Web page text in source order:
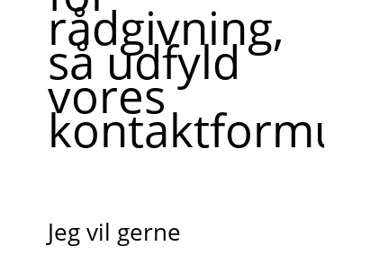
rådgivning,
så udfyld
vores
Jeg vil gerne